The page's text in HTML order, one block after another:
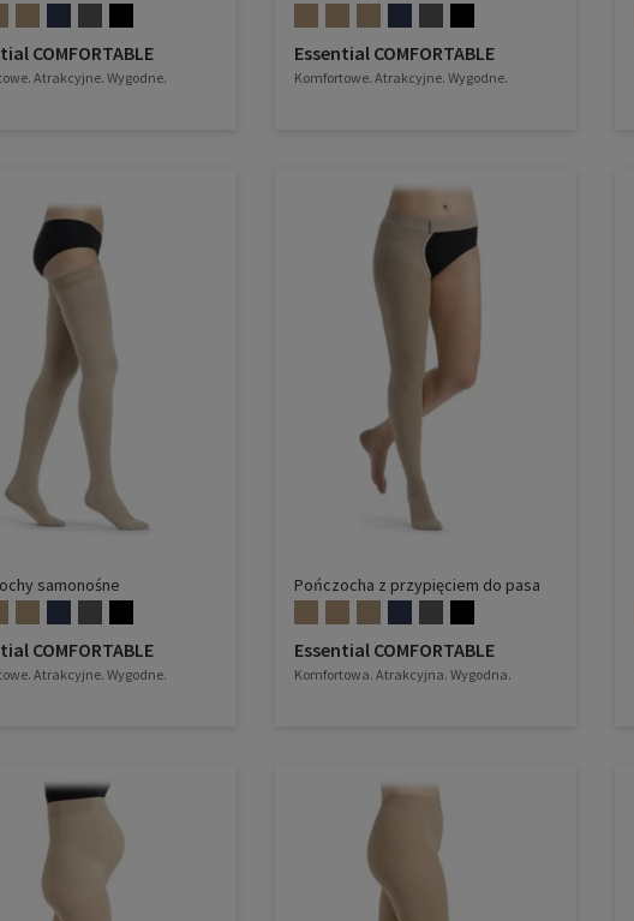
COMFORTABLE
Atrakcyjne. Wygodne.
Essential COMFORTABLE
Komfortowe. Atrakcyjne. Wygodne.
samonośne
COMFORTABLE
Atrakcyjne. Wygodne.
Pończocha z przypięciem do pasa
Essential COMFORTABLE
Komfortowa. Atrakcyjna. Wygodna.